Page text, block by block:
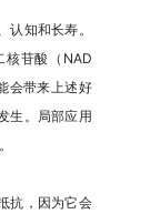
知和长寿。
核苷酸（NAD
会带来上述好
生。局部应用
抗，因为它会